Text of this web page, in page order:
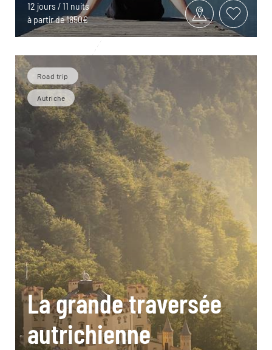
12 jours / 11 nuits
à partir de 1850€
Road trip
Autriche
La grande traversée
autrichienne